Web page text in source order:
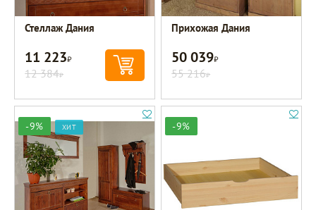
Стеллаж Дания
11 223Р
12 384Р
Прихожая Дания
50 039Р
55 216Р
-9% ХИТ -9%